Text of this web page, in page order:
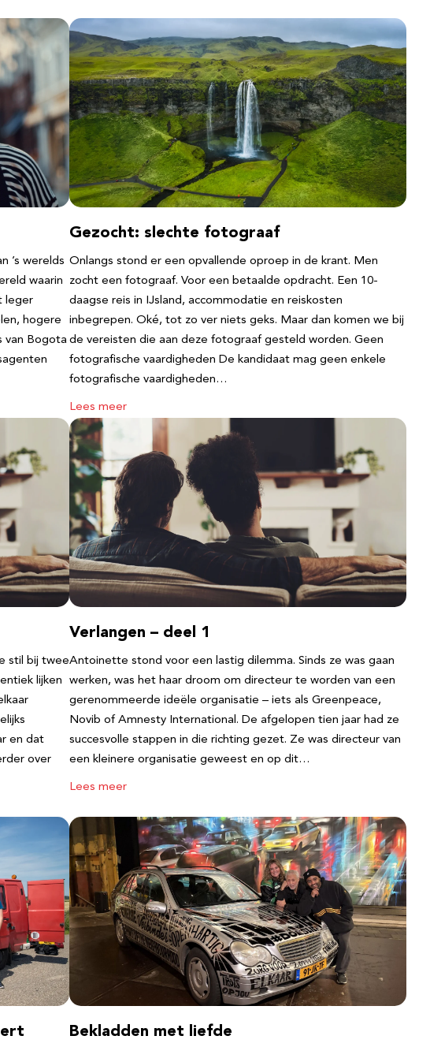
’s werelds
waarin
leger
hogere
van Bogota
Gezocht: slechte fotograaf
Onlangs stond er een opvallende oproep in de krant. Men
zocht een fotograaf. Voor een betaalde opdracht. Een 10-
daagse reis in IJsland, accommodatie en reiskosten
inbegrepen. Oké, tot zo ver niets geks. Maar dan komen we bij
de vereisten die aan deze fotograaf gesteld worden. Geen
fotografische vaardigheden De kandidaat mag geen enkele
fotografische vaardigheden…
Lees meer
stil bij twee
lijken
en dat
over
Verlangen – deel 1
Antoinette stond voor een lastig dilemma. Sinds ze was gaan
werken, was het haar droom om directeur te worden van een
gerenommeerde ideële organisatie – iets als Greenpeace,
Novib of Amnesty International. De afgelopen tien jaar had ze
succesvolle stappen in die richting gezet. Ze was directeur van
een kleinere organisatie geweest en op dit…
Lees meer
Bekladden met liefde